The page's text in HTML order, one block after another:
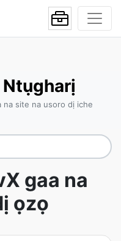
na site na usoro dị iche
gaa na
ọzọ